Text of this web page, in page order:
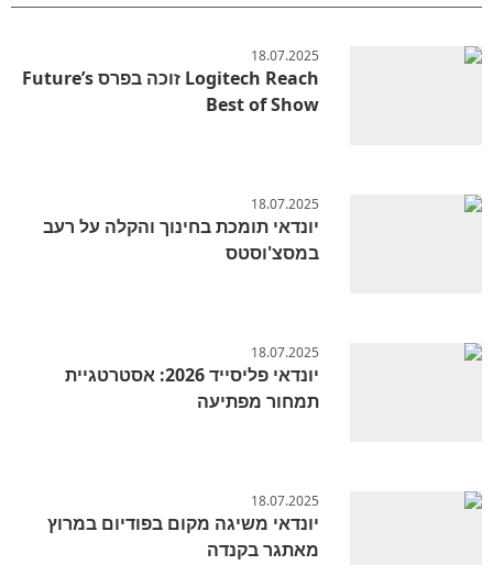
18.07.2025
Logitech Reach זוכה בפרס Future’s
Best of Show
18.07.2025
יונדאי תומכת בחינוך והקלה על רעב
במסצ'וסטס
18.07.2025
יונדאי פליסייד 2026: אסטרטגיית
תמחור מפתיעה
18.07.2025
יונדאי משיגה מקום בפודיום במרוץ
מאתגר בקנדה